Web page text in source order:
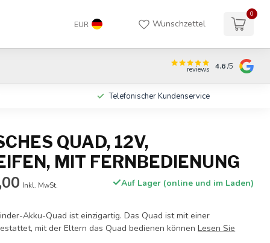
EUR Wunschzettel
0
reviews 4.6/5
Telefonischer Kundenservice
QUAD, 12V,
MIT FERNBEDIENUNG
Inkl. MwSt. Auf Lager (online und im Laden)
Akku-Quad ist einzigartig. Das Quad ist mit einer
mit der Eltern das Quad bedienen könnenLesen Sie